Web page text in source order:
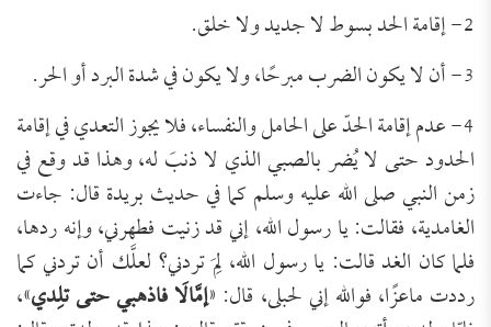
2- إقامة الحد بسوط لا جديد ولا خلق.
3- أن لا يكون الضرب مبرحًا، ولا يكون في شدة البرد أو الحر.
4- عدم إقامة الحدّ على الحامل والنفساء، فلا يجوز التعدي في إقامة
الحدود حتى لا يُضر بالصبي الذي لا ذنبَ له، وهذا قد وقع في
زمن النبي صلى الله عليه وسلم كما في حديث بريدة قال: جاءت
الغامدية، فقالت: يا رسول الله، إني قد زنيت فطهرني، وإنه ردها،
فلما كان الغد قالت: يا رسول الله، لِمَ تردني؟ لعلَّك أن تردني كما
رددت ماعزًا، فوالله إني لحبلى، قال: «إمَّالَا فاذهبي حتى تلِدي»،